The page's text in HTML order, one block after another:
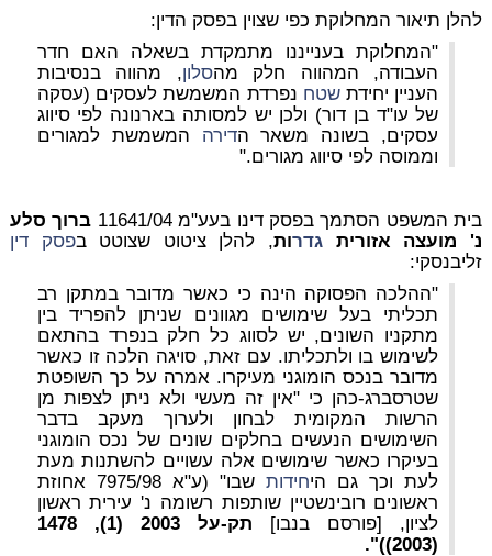
להלן תיאור המחלוקת כפי שצוין בפסק הדין:
"המחלוקת בענייננו מתמקדת בשאלה האם חדר
העבודה, המהווה חלק מהסלון, מהווה בנסיבות
העניין יחידתשטח נפרדת המשמשת לעסקים (עסקה
של עו"ד בן דור) ולכן יש למסותה בארנונה לפי סיווג
עסקים, בשונה משאר הדירה המשמשת למגורים
וממוסה לפי סיווג מגורים."
בית המשפט הסתמך בפסק דינו בעע"מ 11641/04
ברוך סלע
נ' מועצה אזורית גדרות, להלן ציטוט שצוטט בפסק דין
זליבנסקי:
"ההלכה הפסוקה הינה כי כאשר מדובר במתקן רב
תכליתי בעל שימושים מגוונים שניתן להפריד בין
מתקניו השונים, יש לסווג כל חלק בנפרד בהתאם
לשימוש בו ולתכליתו. עם זאת, סויגה הלכה זו כאשר
מדובר בנכס הומוגני מעיקרו. אמרה על כך השופטת
שטרסברג-כהן כי "אין זה מעשי ולא ניתן לצפות מן
הרשות המקומית לבחון ולערוך מעקב בדבר
השימושים הנעשים בחלקים שונים של נכס הומוגני
בעיקרו כאשר שימושים אלה עשויים להשתנות מעת
לעת וכך גם היחידותשבו" (ע"א 7975/98
אחוזת
ראשונים רובינשטיין שותפות רשומה נ' עירית ראשון
לציון, [פורסם בנבו]
תק-על 2003 (1), 1478
(2003))".